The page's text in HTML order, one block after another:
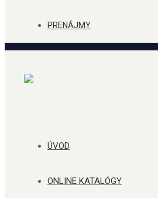
PRENÁJMY
ÚVOD
ONLINE KATALÓGY